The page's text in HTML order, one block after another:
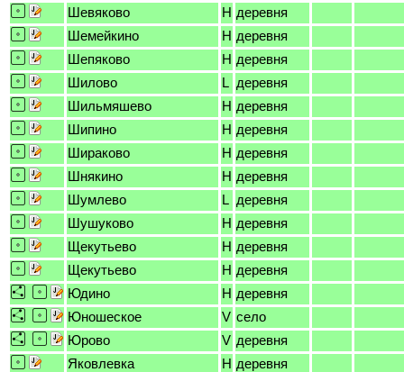
Шевяково
H деревня
Шемейкино
H деревня
Шепяково
H деревня
Шилово
L деревня
Шильмяшево
H деревня
Шипино
H деревня
Шираково
H деревня
Шнякино
H деревня
Шумлево
L деревня
Шушуково
H деревня
Щекутьево
H деревня
Щекутьево
H деревня
Юдино
H деревня
Юношеское
V село
Юрово
V деревня
Яковлевка
H деревня